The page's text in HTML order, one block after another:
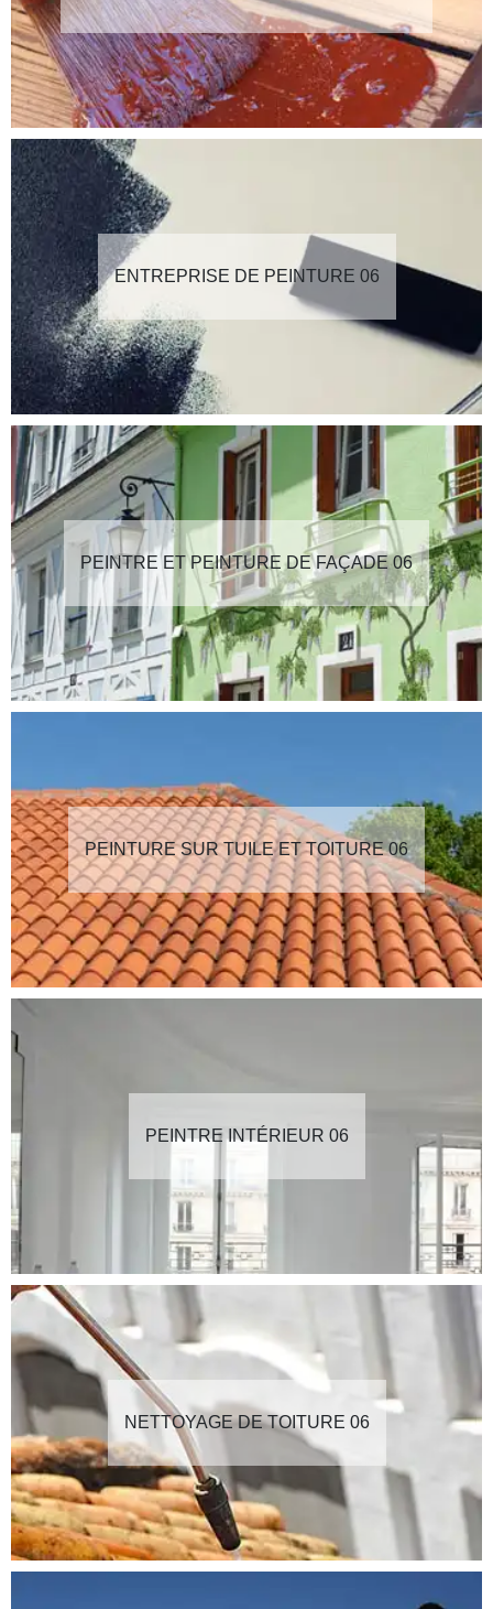
ENTREPRISE DE PEINTURE 06
PEINTRE ET PEINTURE DE FAÇADE 06
PEINTURE SUR TUILE ET TOITURE 06
PEINTRE INTÉRIEUR 06
NETTOYAGE DE TOITURE 06